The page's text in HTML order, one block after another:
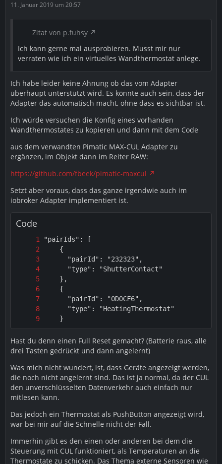
Schriftfarbe der Temperatur rot (was das immer
bedeuten mag) und es passiert auch über nacht nichts
mit den Thermostaten. Zwischendurch taucht eine
oder "Not enough credits(xxx). Wait for more...", siehe
auchLink
. Ich hatte auch einfach mal bei den
zusätzliche Geräten die er gefunden hat einen Wert
vorgegeben, in der Hoffung, dass sich damit was
steuern lässt. Nada.
Lösungsvorschläge:
Ich hatte über einige Probleme mit der Version v1.0.0
gelesen und testete mal die v0.5.3.
Ich hab es damit geschafft einen Wert an das
Thermostat zu senden (ein einziges mal), was übrigens
ein paar Minuten gedauert hat. Der zweite Versuch hat
wieder nichts gebracht. Keine Änderung zu neusten
Version.
Vorteile sehe ich erstmal gar keine, im Gegenteil.
Ich bekomme keine vernüftige Steuerung mit den CUL-
Stick zum laufen. Die Werte werden entweder stark
verzögert oder gar nicht an die Thermostate übermittelt
(im vergleich zu den Cube). Zusätzlich fehlt mir noch ein
Objekt "working", welchen ich mit den Cube hatte.
Dieser hat angezeigt, ob das Thermostat den
übermittelten Wert übernommen hat. Jedenfalls hatte
ich es dafür verwendet. Damit besteht die Möglichkeit
einen Script zu schreiben, welcher auf die Rückmeldung
reagiert. Die rote Schriftart kann ich schlecht im
abfragen.
Naja, ich bleibe erstmal beim dem Cube, hat bis jetzt
gut geklappt und das im Forum erwähnte "Cube-
Alzheimer" hab ich bis jetzt nicht gemerkt. Vielleicht hat
noch jemand eine Idee, was ich noch ausprobieren
kann. Ansonsten geht der Stick wieder zurück.
Gruss
11. Januar 2019 um 20:57
Zitat von p.fuhsy
Ich kann gerne mal ausprobieren. Musst mir nur
verraten wie ich ein virtuelles Wandthermostat anlege.
Ich habe leider keine Ahnung ob das vom Adapter
überhaupt unterstützt wird. Es könnte auch sein, dass der
Adapter das automatisch macht, ohne dass es sichtbar ist.
Ich würde versuchen die Konfig eines vorhanden
Wandthermostates zu kopieren und dann mit dem Code
aus dem verwandten Pimatic MAX-CUL Adapter zu
ergänzen, im Objekt dann im Reiter RAW:
https://github.com/fbeek/pimatic-maxcul
Setzt aber voraus, dass das ganze irgendwie auch im
iobroker Adapter implementiert ist.
Code
    }
Hast du denn einen Full Reset gemacht? (Batterie raus, alle
drei Tasten gedrückt und dann angelernt)
Was mich nicht wundert, ist, dass Geräte angezeigt werden,
die noch nicht angelernt sind. Das ist ja normal, da der CUL
den unverschlüsselten Datenverkehr auch einfach nur
mitlesen kann.
Das jedoch ein Thermostat als PushButton angezeigt wird,
war bei mir auf die Schnelle nicht der Fall.
Immerhin gibt es den einen oder anderen bei dem die
Steuerung mit CUL funktioniert, als Temperaturen an die
Thermostate zu schicken. Das Thema externe Sensoren wie